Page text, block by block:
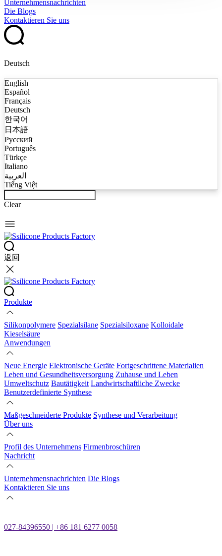
Unternehmensnachrichten
Die Blogs
Kontaktieren Sie uns
Deutsch
English
Español
Français
Deutsch
한국어
日本語
Русский
Português
Türkçe
Italiano
العربية
Tiếng Việt
Clear
返回
Produkte
Silikonpolymere Spezialsilane Spezialsiloxane Kolloidale
Kieselsäure
Anwendungen
Neue Energie Elektronische Geräte Fortgeschrittene Materialien
Leben und Gesundheitsversorgung Zuhause und Leben
Umweltschutz Bautätigkeit Landwirtschaftliche Zwecke
Benutzerdefinierte Synthese
Maßgeschneiderte Produkte Synthese und Verarbeitung
Über uns
Profil des Unternehmens Firmenbroschüren
Nachricht
Unternehmensnachrichten Die Blogs
Kontaktieren Sie uns
027-84396550 | +86 181 6277 0058